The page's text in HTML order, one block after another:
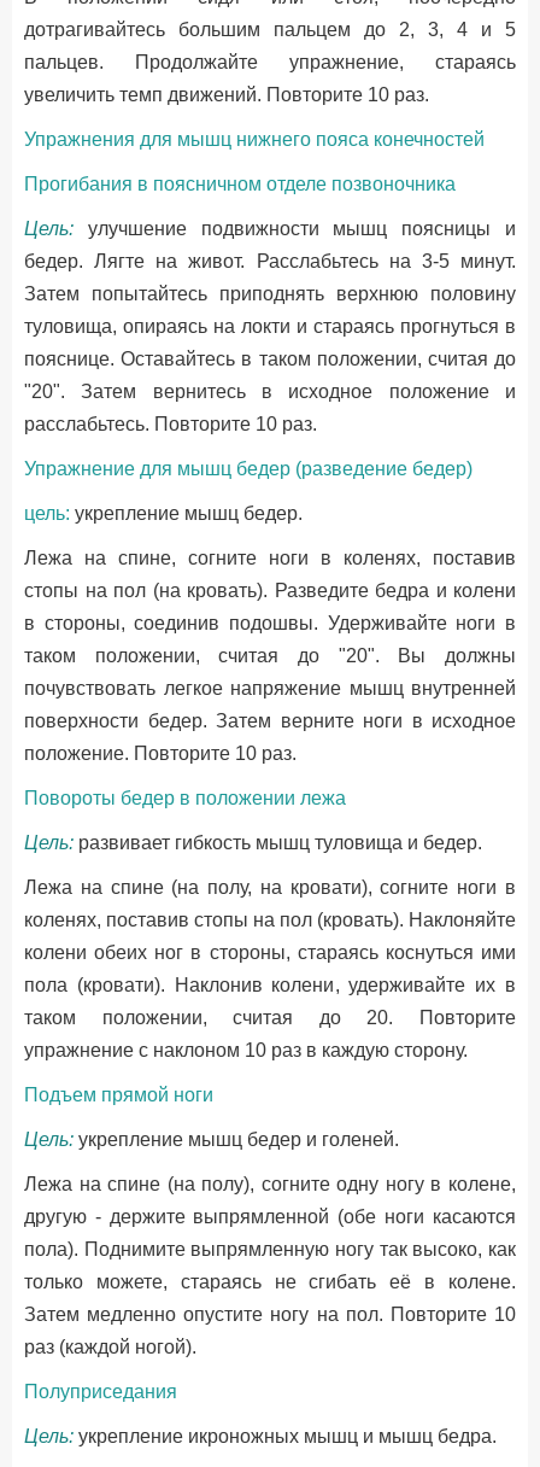
дотрагивайтесь большим пальцем до 2, 3, 4 и 5
пальцев. Продолжайте упражнение, стараясь
увеличить темп движений. Повторите 10 раз.
Упражнения для мышц нижнего пояса конечностей
Прогибания в поясничном отделе позвоночника
Цель: улучшение подвижности мышц поясницы и
бедер. Лягте на живот. Расслабьтесь на 3-5 минут.
Затем попытайтесь приподнять верхнюю половину
туловища, опираясь на локти и стараясь прогнуться в
пояснице. Оставайтесь в таком положении, считая до
"20". Затем вернитесь в исходное положение и
расслабьтесь. Повторите 10 раз.
Упражнение для мышц бедер (разведение бедер)
цель: укрепление мышц бедер.
Лежа на спине, согните ноги в коленях, поставив
стопы на пол (на кровать). Разведите бедра и колени
в стороны, соединив подошвы. Удерживайте ноги в
таком положении, считая до "20". Вы должны
почувствовать легкое напряжение мышц внутренней
поверхности бедер. Затем верните ноги в исходное
положение. Повторите 10 раз.
Повороты бедер в положении лежа
Цель: развивает гибкость мышц туловища и бедер.
Лежа на спине (на полу, на кровати), согните ноги в
коленях, поставив стопы на пол (кровать). Наклоняйте
колени обеих ног в стороны, стараясь коснуться ими
пола (кровати). Наклонив колени, удерживайте их в
таком положении, считая до 20. Повторите
упражнение с наклоном 10 раз в каждую сторону.
Подъем прямой ноги
Цель: укрепление мышц бедер и голеней.
Лежа на спине (на полу), согните одну ногу в колене,
другую - держите выпрямленной (обе ноги касаются
пола). Поднимите выпрямленную ногу так высоко, как
только можете, стараясь не сгибать её в колене.
Затем медленно опустите ногу на пол. Повторите 10
раз (каждой ногой).
Полуприседания
Цель: укрепление икроножных мышц и мышц бедра.